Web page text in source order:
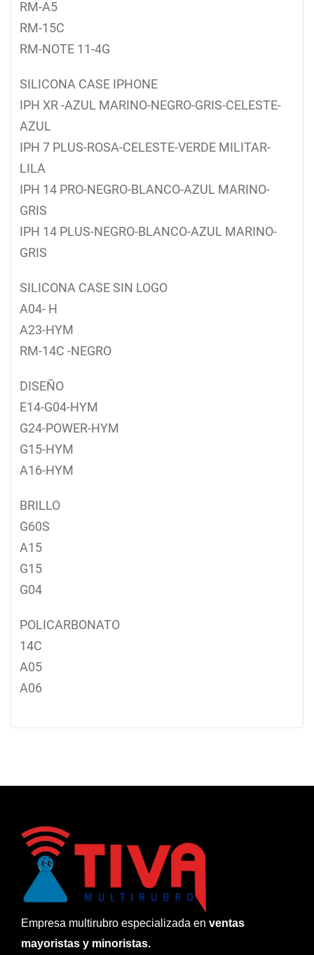
RM-A5
RM-15C
RM-NOTE 11-4G
SILICONA CASE IPHONE
IPH XR -AZUL MARINO-NEGRO-GRIS-CELESTE-
AZUL
IPH 7 PLUS-ROSA-CELESTE-VERDE MILITAR-
LILA
IPH 14 PRO-NEGRO-BLANCO-AZUL MARINO-
GRIS
IPH 14 PLUS-NEGRO-BLANCO-AZUL MARINO-
GRIS
SILICONA CASE SIN LOGO
A04- H
A23-HYM
RM-14C -NEGRO
DISEÑO
E14-G04-HYM
G24-POWER-HYM
G15-HYM
A16-HYM
BRILLO
G60S
A15
G15
G04
POLICARBONATO
14C
A05
A06
Empresa multirubro especializada en ventas
mayoristas y minoristas.